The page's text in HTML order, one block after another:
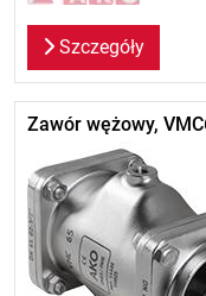
Szczegóły
Zawór wężowy,